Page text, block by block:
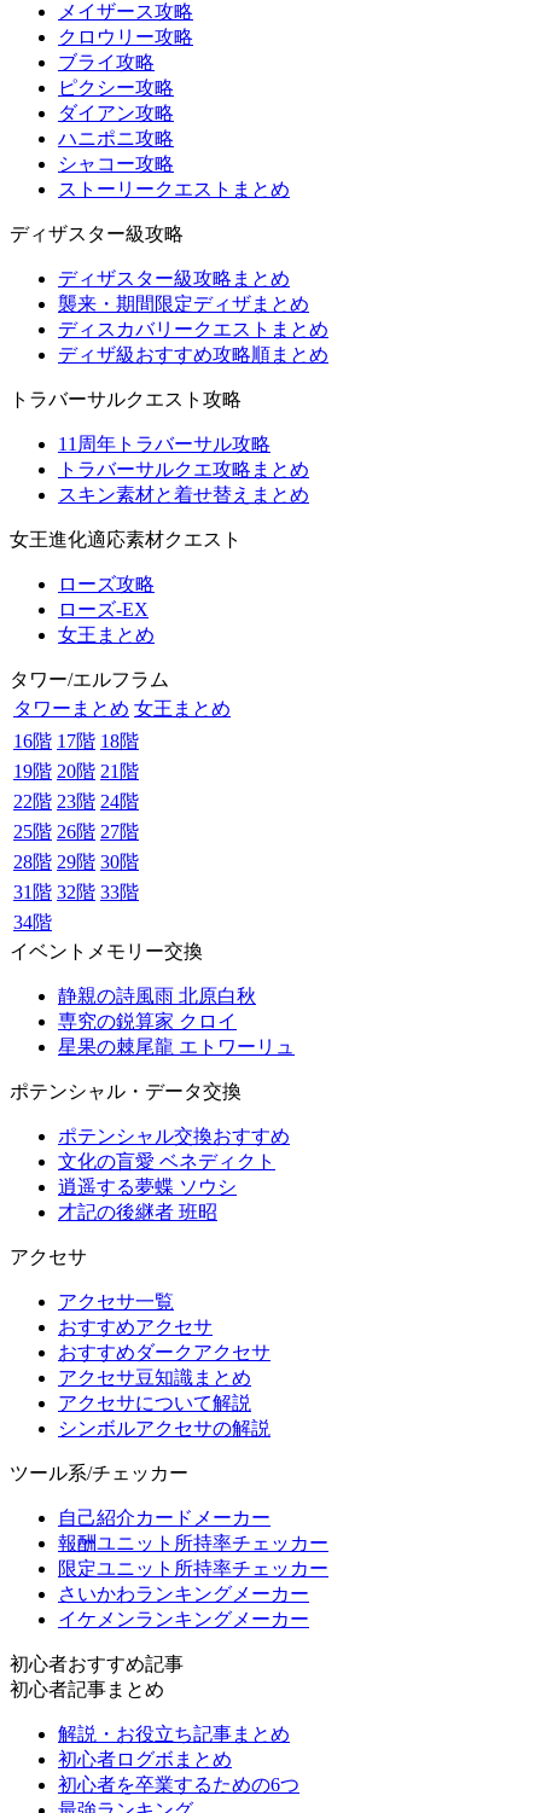
メイザース攻略
クロウリー攻略
ブライ攻略
ピクシー攻略
ダイアン攻略
ハニポニ攻略
シャコー攻略
ストーリークエストまとめ
ディザスター級攻略
ディザスター級攻略まとめ
襲来・期間限定ディザまとめ
ディスカバリークエストまとめ
ディザ級おすすめ攻略順まとめ
トラバーサルクエスト攻略
11周年トラバーサル攻略
トラバーサルクエ攻略まとめ
スキン素材と着せ替えまとめ
女王進化適応素材クエスト
ローズ攻略
ローズ-EX
女王まとめ
タワー/エルフラム
タワーまとめ 女王まとめ
16階 17階 18階
19階 20階 21階
22階 23階 24階
25階 26階 27階
28階 29階 30階
31階 32階 33階
34階
イベントメモリー交換
静親の詩風雨 北原白秋
専究の鋭算家 クロイ
星果の棘尾龍 エトワーリュ
ポテンシャル・データ交換
ポテンシャル交換おすすめ
文化の盲愛 ベネディクト
逍遥する夢蝶 ソウシ
才記の後継者 班昭
アクセサ
アクセサ一覧
おすすめアクセサ
おすすめダークアクセサ
アクセサ豆知識まとめ
アクセサについて解説
シンボルアクセサの解説
ツール系/チェッカー
自己紹介カードメーカー
報酬ユニット所持率チェッカー
限定ユニット所持率チェッカー
さいかわランキングメーカー
イケメンランキングメーカー
初心者おすすめ記事
初心者記事まとめ
解説・お役立ち記事まとめ
初心者ログボまとめ
初心者を卒業するための6つ